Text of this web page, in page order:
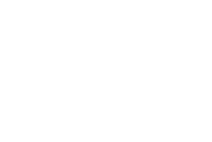
市議会議員【公式サイ